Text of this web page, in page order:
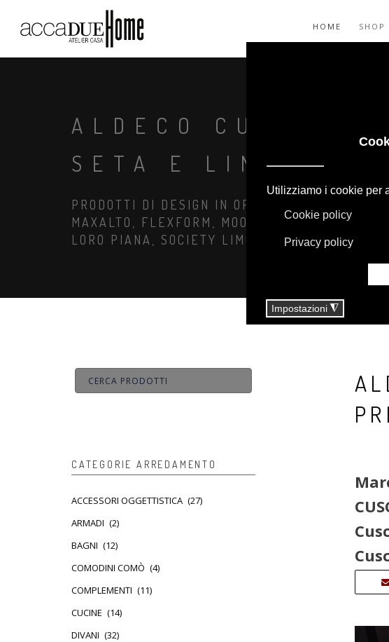
HOME SHOP
ALDECO CUSCINO
SETA E LINO
PRODOTTI DI DESIGN IN OFFERTA: AGAPE,
MAXALTO, FLEXFORM, MOOOI. BIANCHERIA,
LORO PIANA, SOCIETY LIMONTA.
CATEGORIE ARREDAMENTO
ACCESSORI OGGETTISTICA (27)
ARMADI (2)
BAGNI (12)
COMODINI COMÒ (4)
COMPLEMENTI (11)
CUCINE (14)
DIVANI (32)